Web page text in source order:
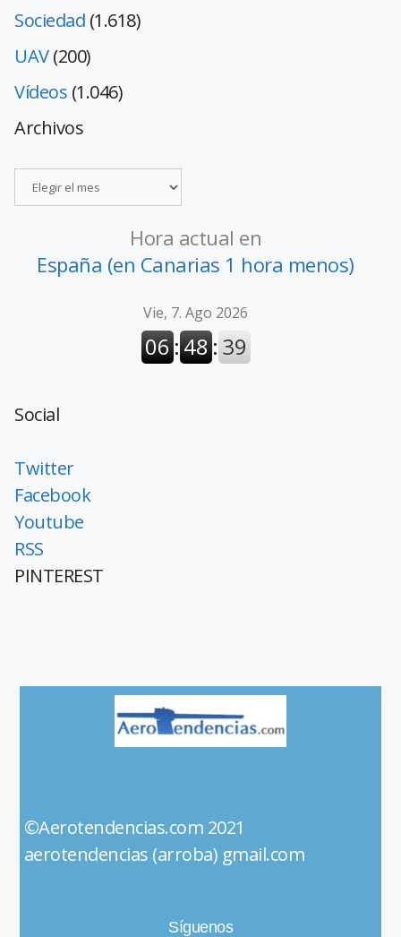
Sociedad (1.618)
UAV(200)
Vídeos (1.046)
Archivos
Hora actual en
España (en Canarias 1 hora menos)
Social
Twitter
Facebook
Youtube
RSS
PINTEREST
©Aerotendencias.com 2021
aerotendencias (arroba) gmail.com
Síguenos